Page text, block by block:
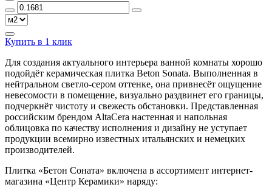
Купить в 1 клик
Для создания актуального интерьера ванной комнаты хорошо
подойдёт керамическая плитка Beton Sonata. Выполненная в
нейтральном светло-сером оттенке, она привнесёт ощущение
невесомости в помещение, визуально раздвинет его границы,
подчеркнёт чистоту и свежесть обстановки. Представленная
российским брендом AltaCera настенная и напольная
облицовка по качеству исполнения и дизайну не уступает
продукции всемирно известных итальянских и немецких
производителей.
Плитка «Бетон Соната» включена в ассортимент интернет-
магазина «Центр Керамики» наряду: